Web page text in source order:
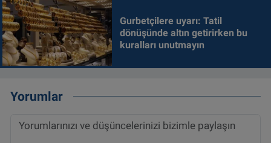
Gurbetçilere uyarı: Tatil
dönüşünde altın getirirken bu
kuralları unutmayın
Yorumlar